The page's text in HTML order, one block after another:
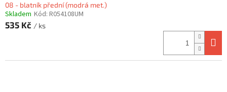
08 - blatník přední (modrá met.)
Skladem Kód: R054108UM
535 Kč / ks